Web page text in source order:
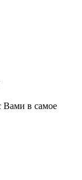
Вами в самое